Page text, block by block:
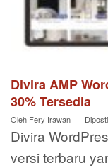
Divira AMP
30% Tersedia
Oleh Fery Irawan
Divira
versi terbaru